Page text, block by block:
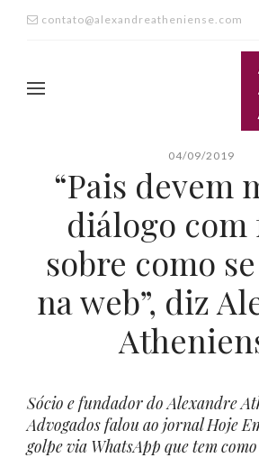
contato@alexandreatheniense.com
04/09/2019
“Pais devem
diálogo com
sobre como
na web”, diz
Sócio e fundador do Alexandre
Advogados falou ao jornal Hoje
golpe via WhatsApp que tem